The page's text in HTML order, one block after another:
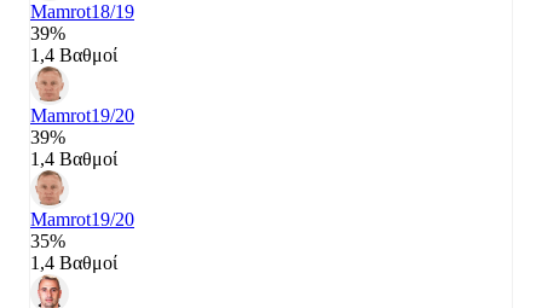
Mamrot18/19
39%
1,4 Βαθμοί
Mamrot19/20
39%
1,4 Βαθμοί
Mamrot19/20
35%
1,4 Βαθμοί